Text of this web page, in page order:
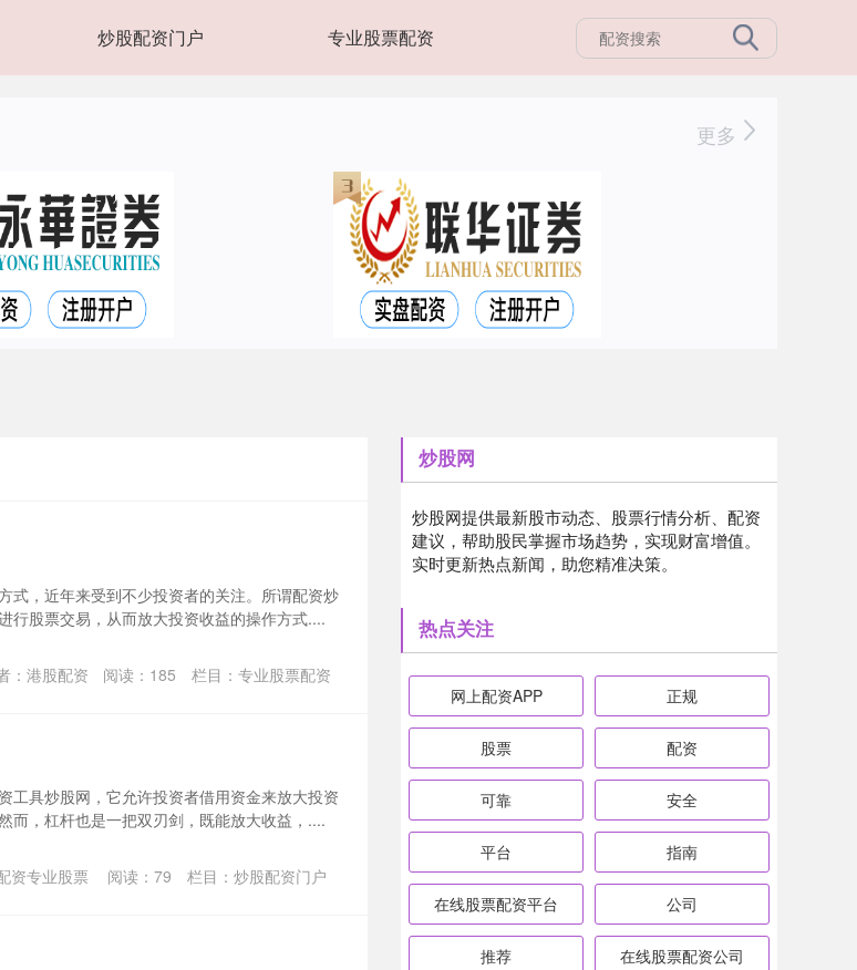
炒股配资门户 专业股票配资
更多
式，近年来受到不少投资者的关注。所谓配资炒
行股票交易，从而放大投资收益的操作方式....
：港股配资 阅读： 185 栏目： 专业股票配资
工具炒股网，它允许投资者借用资金来放大投资
而，杠杆也是一把双刃剑，既能放大收益，....
资专业股票 阅读： 79 栏目： 炒股配资门户
炒股网
炒股网提供最新股市动态、股票行情分析、配资
建议，帮助股民掌握市场趋势，实现财富增值。
实时更新热点新闻，助您精准决策。
热点关注
网上配资APP 正规
股票 配资
可靠 安全
平台 指南
在线股票配资平台 公司
推荐 在线股票配资公司